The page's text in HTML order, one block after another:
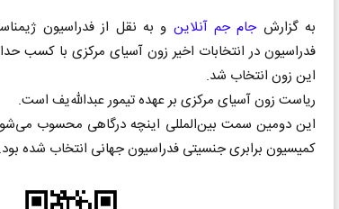
به گزارشجام جم آنلاین و به نقل از فدراسیون
فدراسیون در انتخابات اخیر زون آسیای مرکزی با کسب
این زون انتخاب شد.
ریاست زون آسیای مرکزی بر عهده تیمور عبدالله‌یف است.
این دومین سمت بین‌المللی اینچه درگاهی محسوب
کمیسیون برابری جنسیتی فدراسیون جهانی انتخاب شده بود.